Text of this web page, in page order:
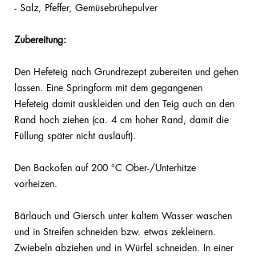
- Salz, Pfeffer, Gemüsebrühepulver
Zubereitung:
Den Hefeteig nach Grundrezept zubereiten und gehen
lassen. Eine Springform mit dem gegangenen
Hefeteig damit auskleiden und den Teig auch an den
Rand hoch ziehen (ca. 4 cm hoher Rand, damit die
Füllung später nicht ausläuft).
Den Backofen auf 200 °C Ober-/Unterhitze
vorheizen.
Bärlauch und Giersch unter kaltem Wasser waschen
und in Streifen schneiden bzw. etwas zekleinern.
Zwiebeln abziehen und in Würfel schneiden. In einer